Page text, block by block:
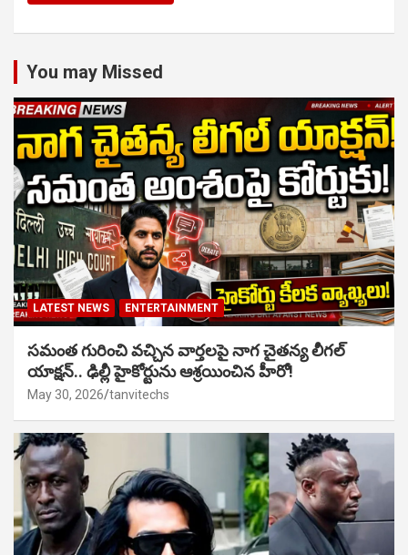
You may Missed
LATEST NEWS ENTERTAINMENT
సమంత గురించి వచ్చిన వార్తలపై నాగ చైతన్య లీగల్
యాక్షన్.. ఢిల్లీ హైకోర్టును ఆశ్రయించిన హీరో!
May 30, 2026 tanvitechs